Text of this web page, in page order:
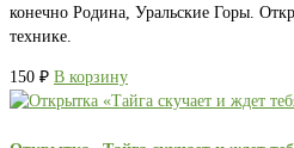
конечно Родина, Уральские Горы.
технике.
150 ₽ В корзину